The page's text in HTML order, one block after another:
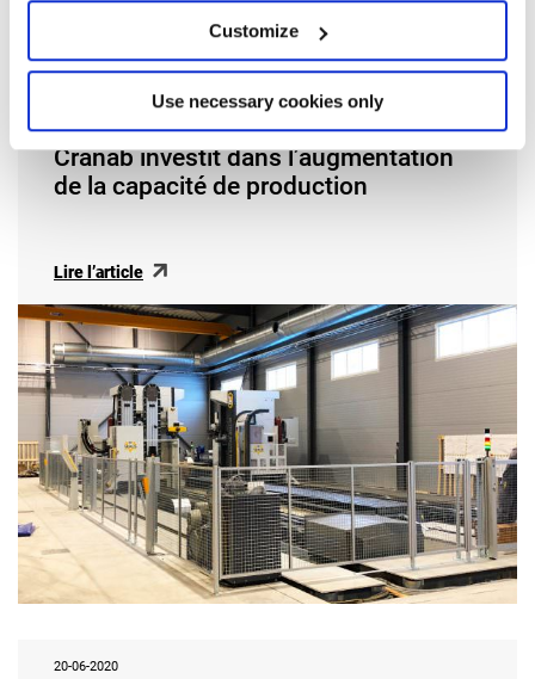
Customize
Use necessary cookies only
Cranab investit dans l’augmentation
de la capacité de production
Lire l’article
20-06-2020